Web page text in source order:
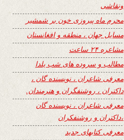
ونقاشی
محرم ماه پیروزی خون بر شمشیر
مسایل جهان ، منطقه و افغانستان
مشاعره ۲۴ ساعت
مطالب و سروده های شب یلدا
معرفی شاعران ، نویسنده گان ،
داکتران ، روشنفگران و هنرمندان.
معرفی شاعران ، نویسنده گان
،داکتران و روشنفکران
معرفی کتابهای جدید